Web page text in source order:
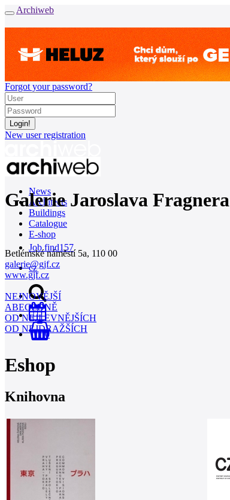
Archiweb
Forgot your password?
New user registration
News
Architects
Buildings
Catalogue
E-shop
Job find157
cz
0
Galerie Jaroslava Fragnera
Betlémské náměstí 5a, 110 00
galerie@gjf.cz
www.gjf.cz
NEJNOVĚJŠÍ
ABECEDNĚ
OD NEJLEVNĚJŠÍCH
OD NEJDRAŽŠÍCH
Eshop
Knihovna